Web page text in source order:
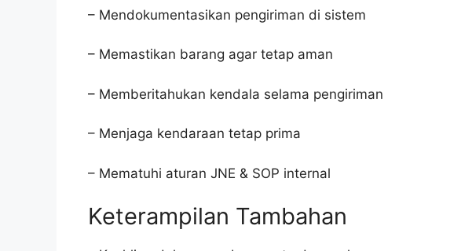
– Mendokumentasikan pengiriman di sistem
– Memastikan barang agar tetap aman
– Memberitahukan kendala selama pengiriman
– Menjaga kendaraan tetap prima
– Mematuhi aturan JNE & SOP internal
Keterampilan Tambahan